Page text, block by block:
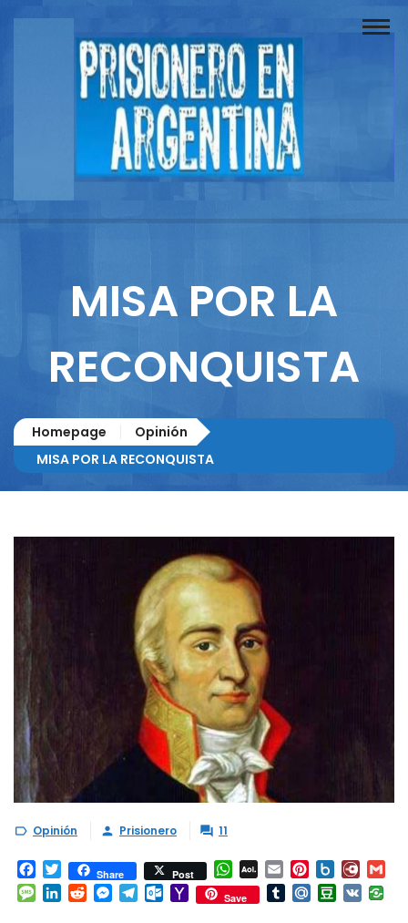
Buscador
Documentos
Reportajes
Columnistas
MISA POR LA
RECONQUISTA
Homepage
Opinión
MISA POR LA RECONQUISTA
 Opinión  Prisionero  11
Facebook
TwitterShare Post WhatsApp
AOL
Mail
Email Pinterest
Box.net
Message
LinkedInRedditMessenger
TelegramOutlook.com
YahooSave TumblrMail.RuDouban
VK